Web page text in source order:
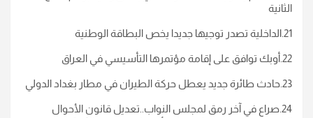
الثانية
21.الداخلية تصدر توجيها جديدا يخص البطاقة الوطنية
22.أوبك توافق على إقامة مؤتمرها التأسيسي في العراق
23.حادث طائرة جديد يعطل حركة الطيران في مطار بغداد الدولي
24.صراع في آخر رمق لمجلس النواب..تعديل قانون الأحوال